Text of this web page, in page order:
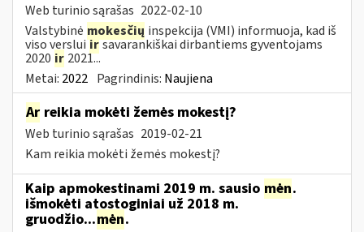
Web turinio sąrašas 2022-02-10
Valstybinė mokesčių inspekcija (VMI) informuoja, kad iš
viso versluiirsavarankiškai dirbantiems gyventojams
2020 ir 2021...
Metai: 2022 Pagrindinis: Naujiena
Ar reikia mokėti žemės mokestį?
Web turinio sąrašas 2019-02-21
Kam reikia mokėti žemės mokestį?
Kaip apmokestinami 2019 m. sausio mėn.
išmokėti atostoginiai už 2018 m.
gruodžio...mėn.